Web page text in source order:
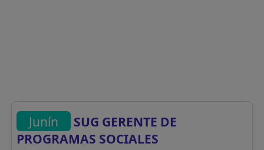
Junín
SUG GERENTE DE
PROGRAMAS SOCIALES